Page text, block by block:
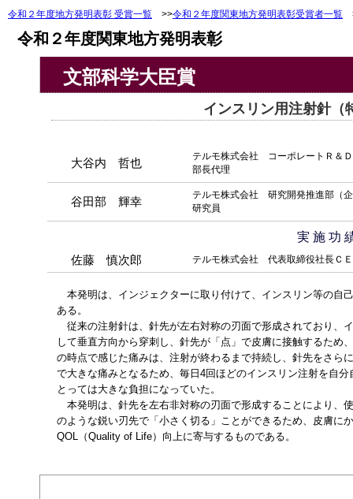
令和２年度地方発明表彰 受賞一覧 >>令和２年度関東地方発明表彰受賞者一覧
令和２年度関東地方発明表彰
文部科学大臣賞
インスリン用注射針（
大谷内 哲也
テルモ株式会社 コーポレートＲ＆
部長代理
谷田部 輝幸
テルモ株式会社 研究開発推進部（
研究員
実 施 功
佐藤 慎次郎
テルモ株式会社 代表取締役社長Ｃ
本発明は、インジェクターに取り付けて、インスリン等の自
ある。
従来の注射針は、針先が左右対称の刃面で形成されており、
して垂直方向から穿刺し、針先が「点」で皮膚に接触するため
の時点で感じた痛みは、注射が終わるまで持続し、針先をさら
で大きな痛みとなるため、毎日4回ほどのインスリン注射を自
とっては大きな負担になっていた。
本発明は、針先を左右非対称の刃面で形成することにより、
のような鋭い刃先で「小さく切る」ことができるため、皮膚に
QOL（Quality of Life）向上に寄与するものである。